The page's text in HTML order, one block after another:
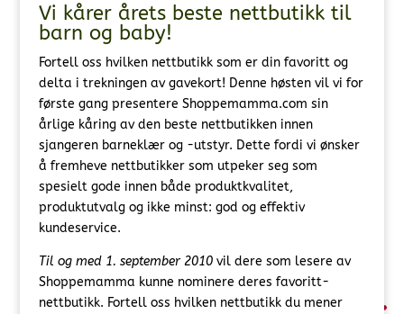
Vi kårer årets beste nettbutikk til
barn og baby!
Fortell oss hvilken nettbutikk som er din favoritt og
delta i trekningen av gavekort! Denne høsten vil vi for
første gang presentere Shoppemamma.com sin
årlige kåring av den beste nettbutikken innen
sjangeren barneklær og -utstyr. Dette fordi vi ønsker
å fremheve nettbutikker som utpeker seg som
spesielt gode innen både produktkvalitet,
produktutvalg og ikke minst: god og effektiv
kundeservice.
Til og med 1. september 2010 vil dere som lesere av
Shoppemamma kunne nominere deres favoritt-
nettbutikk. Fortell oss hvilken nettbutikk du mener